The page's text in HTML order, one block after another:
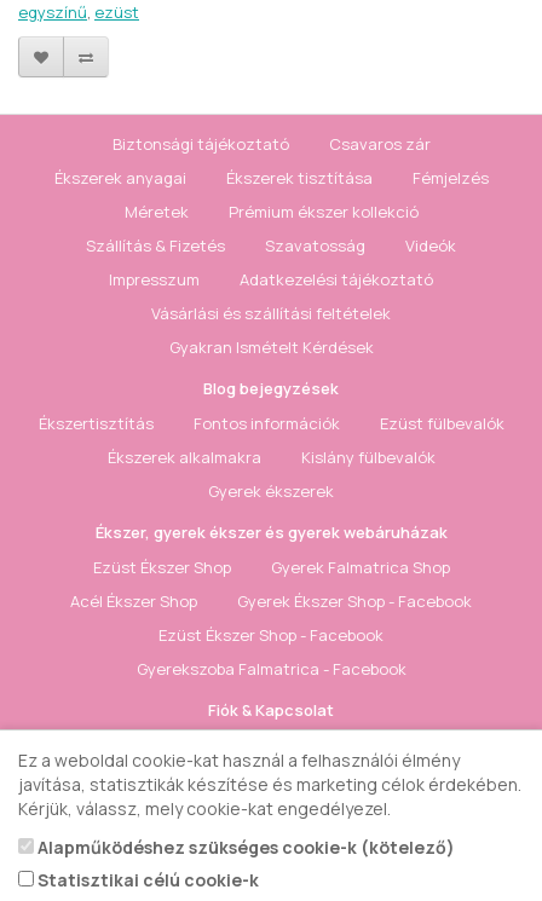
egyszínű, ezüst
Biztonsági tájékoztató
Csavaros zár
Ékszerek anyagai
Ékszerek tisztítása
Fémjelzés
Méretek
Prémium ékszer kollekció
Szállítás & Fizetés
Szavatosság
Videók
Impresszum
Adatkezelési tájékoztató
Vásárlási és szállítási feltételek
Gyakran Ismételt Kérdések
Blog bejegyzések
Ékszertisztítás
Fontos információk
Ezüst fülbevalók
Ékszerek alkalmakra
Kislány fülbevalók
Gyerek ékszerek
Ékszer, gyerek ékszer és gyerek webáruházak
Ezüst Ékszer Shop
Gyerek Falmatrica Shop
Acél Ékszer Shop
Gyerek Ékszer Shop - Facebook
Ezüst Ékszer Shop - Facebook
Gyerekszoba Falmatrica - Facebook
Fiók & Kapcsolat
Fiók
Rendelés követés Kívánságlista Hírlevél
Ez a weboldal cookie-kat használ a felhasználói élmény
javítása, statisztikák készítése és marketing célok érdekében.
Kérjük, válassz, mely cookie-kat engedélyezel.
Alapműködéshez szükséges cookie-k (kötelező)
Statisztikai célú cookie-k